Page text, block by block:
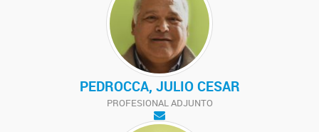
PEDROCCA, JULIO CESAR
PROFESIONAL ADJUNTO